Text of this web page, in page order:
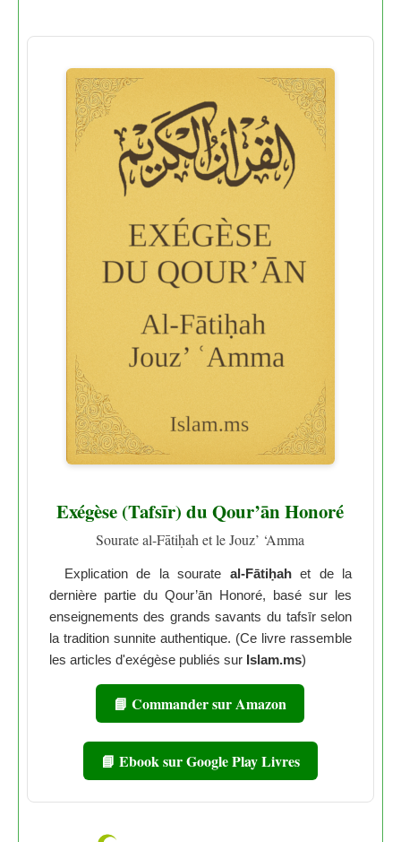
Exégèse (Tafsīr) du Qour’ān Honoré
Sourate al-Fātiḥah et le Jouz’ ‘Amma
Explication de la sourate al-Fātiḥahet de la
dernière partie du Qour’ān Honoré, basé sur les
enseignements des grands savants du tafsīr selon
la tradition sunnite authentique. (Ce livre rassemble
les articles d'exégèse publiés sur Islam.ms)
📘 Commander sur Amazon
📘 Ebook sur Google Play Livres